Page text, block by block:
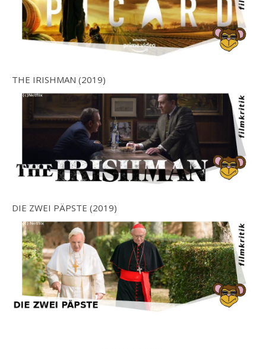
THE IRISHMAN (2019)
DIE ZWEI PÄPSTE (2019)